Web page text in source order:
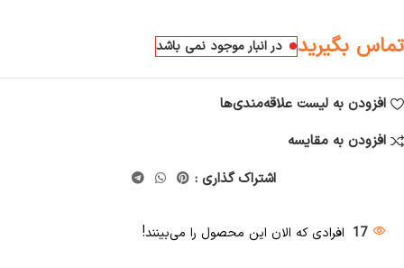
تماس بگیرید در انبار موجود نمی باشد
افزودن به لیست علاقه‌مندی‌ها
افزودن به مقایسه
اشتراک گذاری :
17 افرادی که الان این محصول را می‌بینند!